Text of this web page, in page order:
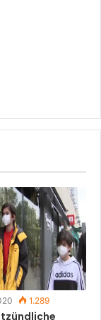
1.289